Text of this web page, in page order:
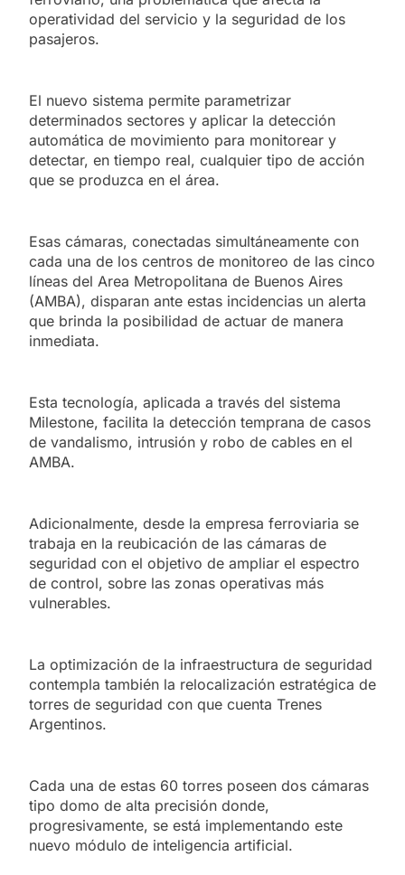
operatividad del servicio y la seguridad de los
pasajeros.
El nuevo sistema permite parametrizar
determinados sectores y aplicar la detección
automática de movimiento para monitorear y
detectar, en tiempo real, cualquier tipo de acción
que se produzca en el área.
Esas cámaras, conectadas simultáneamente con
cada una de los centros de monitoreo de las cinco
líneas del Area Metropolitana de Buenos Aires
(AMBA), disparan ante estas incidencias un alerta
que brinda la posibilidad de actuar de manera
inmediata.
Esta tecnología, aplicada a través del sistema
Milestone, facilita la detección temprana de casos
de vandalismo, intrusión y robo de cables en el
AMBA.
Adicionalmente, desde la empresa ferroviaria se
trabaja en la reubicación de las cámaras de
seguridad con el objetivo de ampliar el espectro
de control, sobre las zonas operativas más
vulnerables.
La optimización de la infraestructura de seguridad
contempla también la relocalización estratégica de
torres de seguridad con que cuenta Trenes
Argentinos.
Cada una de estas 60 torres poseen dos cámaras
tipo domo de alta precisión donde,
progresivamente, se está implementando este
nuevo módulo de inteligencia artificial.